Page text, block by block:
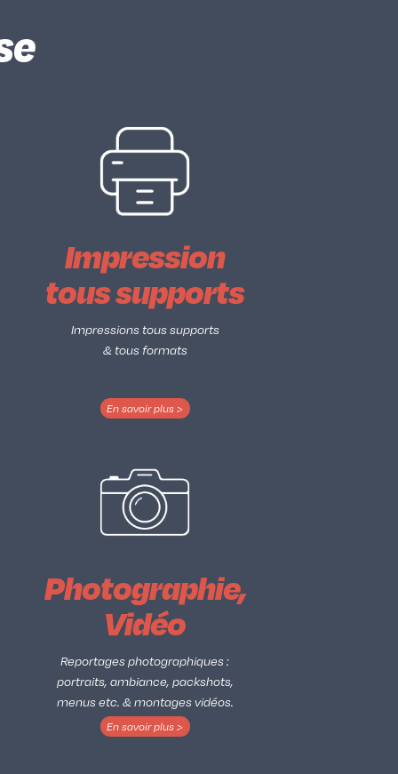
Impression
tous supports
Impressions tous supports
& tous formats
En savoir plus >
Photographie,
Vidéo
Reportages photographiques :
portraits, ambiance, packshots,
menus etc. & montages vidéos.
En savoir plus >